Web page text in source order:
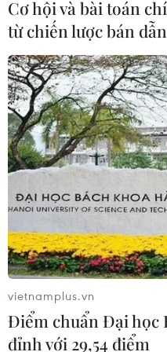
Italy và Hy Lạp trở thành
của virus Tây sông Nile
06/08/2026 13:24
WHO ghi nhận tín hiệu
thử nghiệm điều trị
Báo động xu hướng gia
trẻ mắc ung thư
04/08/2026 14:10
Cơ hội và bài toán
từ chiến lược bán
vietnamplus.vn
Điểm chuẩn Đại học
đỉnh với 29,54 điểm